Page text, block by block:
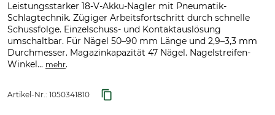
Leistungsstarker 18-V-Akku-Nagler mit Pneumatik-
Schlagtechnik. Zügiger Arbeitsfortschritt durch schnelle
Schussfolge. Einzelschuss- und Kontaktauslösung
umschaltbar. Für Nägel 50–90 mm Länge und 2,9–3,3 mm
Durchmesser. Magazinkapazität 47 Nägel. Nagelstreifen-
Winkel... mehr.
Artikel-Nr.: 1050341810